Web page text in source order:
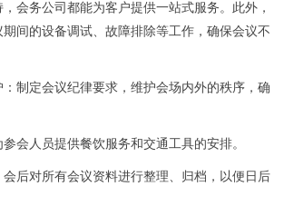
会务公司都能为客户提供一站式服务。此外，
间的设备调试、故障排除等工作，确保会议不
制定会议纪律要求，维护会场内外的秩序，确
会人员提供餐饮服务和交通工具的安排。
后对所有会议资料进行整理、归档，以便日后